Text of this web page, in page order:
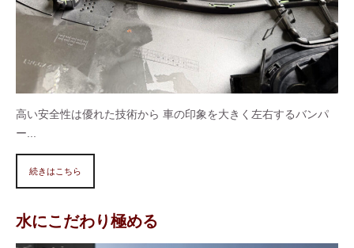
高い安全性は優れた技術から 車の印象を大きく左右するバンパ
ー...
続きはこちら
水にこだわり極める